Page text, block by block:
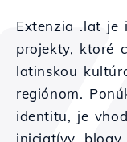
Extenzia .lat je
projekty, ktoré
latinskou
regiónom.
identitu, je
iniciatívy,